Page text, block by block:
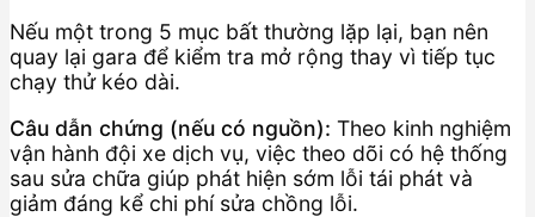
Nếu một trong 5 mục bất thường lặp lại, bạn nên
quay lại gara để kiểm tra mở rộng thay vì tiếp tục
chạy thử kéo dài.
Câu dẫn chứng (nếu có nguồn): Theo kinh nghiệm
vận hành đội xe dịch vụ, việc theo dõi có hệ thống
sau sửa chữa giúp phát hiện sớm lỗi tái phát và
giảm đáng kể chi phí sửa chồng lỗi.